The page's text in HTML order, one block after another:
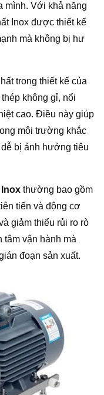
mình. Với khả năng
Inox được thiết kế
mà không bị hư
trong thiết kế của
không gỉ, nổi
cao. Điều này giúp
môi trường khắc
bị ảnh hưởng tiêu
thường bao gồm
tiến và động cơ
giảm thiểu rủi ro rò
tâm vận hành mà
đoạn sản xuất.